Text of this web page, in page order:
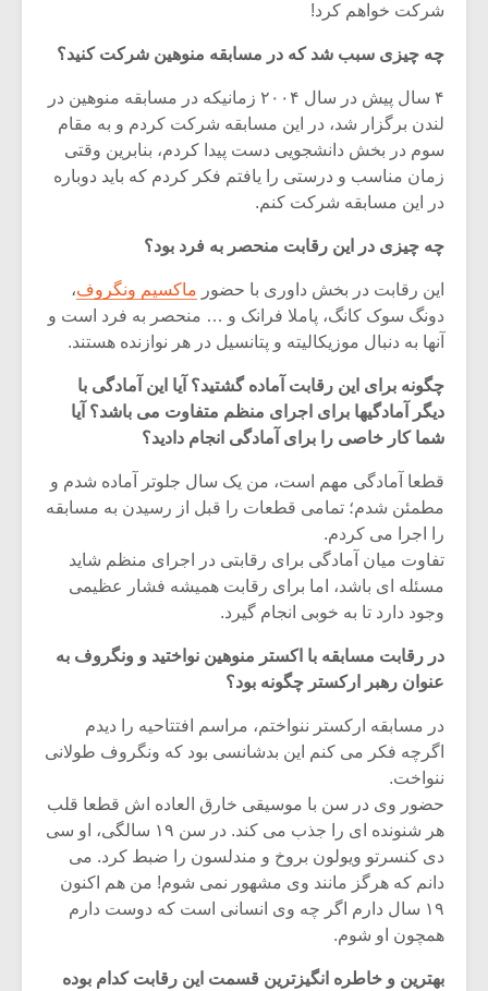
شرکت خواهم کرد!
چه چیزی سبب شد که در مسابقه منوهین شرکت کنید؟
۴ سال پیش در سال ۲۰۰۴ زمانیکه در مسابقه منوهین در
لندن برگزار شد، در این مسابقه شرکت کردم و به مقام
سوم در بخش دانشجویی دست پیدا کردم، بنابرین وقتی
زمان مناسب و درستی را یافتم فکر کردم که باید دوباره
در این مسابقه شرکت کنم.
چه چیزی در این رقابت منحصر به فرد بود؟
این رقابت در بخش داوری‌ با حضور ماکسیم ونگروف،
دونگ سوک کانگ، پاملا فرانک و … منحصر به فرد است و
آنها به دنبال موزیکالیته و پتانسیل در هر نوازنده هستند.
چگونه برای این رقابت آماده گشتید؟ آیا این آمادگی با
دیگر آمادگیها برای اجرای منظم متفاوت می باشد؟ آیا
شما کار خاصی را برای آمادگی انجام دادید؟
قطعا آمادگی مهم است، من یک سال جلوتر آماده شدم و
مطمئن شدم؛ تمامی قطعات را قبل از رسیدن به مسابقه
را اجرا می کردم.
تفاوت میان آمادگی برای رقابتی در اجرای منظم شاید
مسئله ای باشد، اما برای رقابت همیشه فشار عظیمی
وجود دارد تا به خوبی انجام گیرد.
در رقابت مسابقه با اکستر منوهین نواختید و ونگروف به
عنوان رهبر ارکستر چگونه بود؟
در مسابقه ارکستر ننواختم، مراسم افتتاحیه را دیدم
اگرچه فکر می کنم این بدشانسی بود که ونگروف طولانی
ننواخت.
حضور وی در سن با موسیقی خارق العاده اش قطعا قلب
هر شنونده ای را جذب می کند. در سن ۱۹ سالگی، او سی
دی کنسرتو ویولون بروخ و مندلسون را ضبط کرد. می
دانم که هرگز مانند وی مشهور نمی شوم! من هم اکنون
۱۹ سال دارم اگر چه وی انسانی است که دوست دارم
همچون او شوم.
بهترین و خاطره انگیزترین قسمت این رقابت کدام بوده
میکلوش روژا
متن فیلم «متری
اگر نمی توانی
مشهورترین باشی،
بدنام ترین باش
موریس ژار